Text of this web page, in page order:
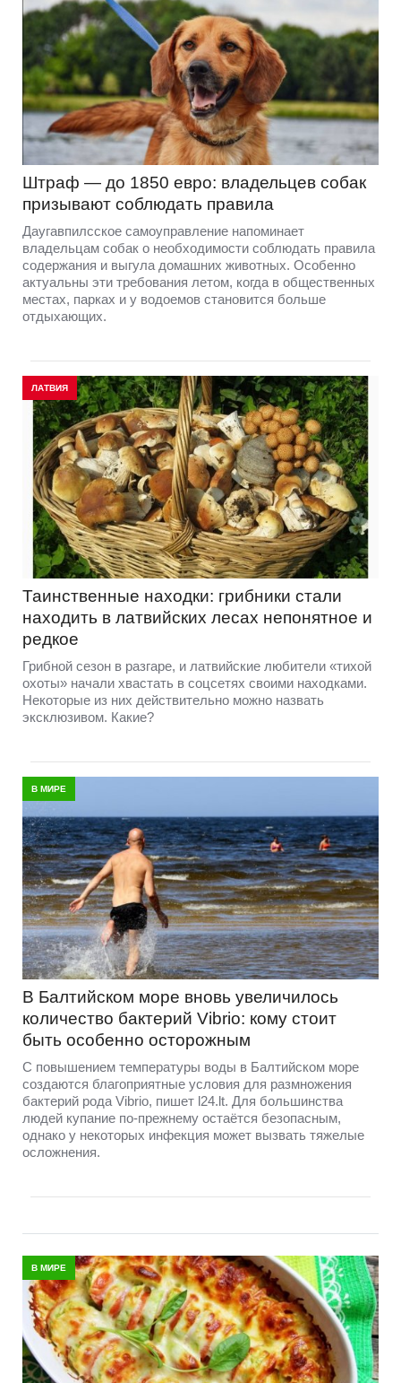
Штраф — до 1850 евро: владельцев собак
призывают соблюдать правила
Даугавпилсское самоуправление напоминает
владельцам собак о необходимости соблюдать правила
содержания и выгула домашних животных. Особенно
актуальны эти требования летом, когда в общественных
местах, парках и у водоемов становится больше
отдыхающих.
ЛАТВИЯ
Таинственные находки: грибники стали
находить в латвийских лесах непонятное и
редкое
Грибной сезон в разгаре, и латвийские любители «тихой
охоты» начали хвастать в соцсетях своими находками.
Некоторые из них действительно можно назвать
эксклюзивом. Какие?
В МИРЕ
В Балтийском море вновь увеличилось
количество бактерий Vibrio: кому стоит
быть особенно осторожным
С повышением температуры воды в Балтийском море
создаются благоприятные условия для размножения
бактерий рода Vibrio, пишет l24.lt. Для большинства
людей купание по-прежнему остаётся безопасным,
однако у некоторых инфекция может вызвать тяжелые
осложнения.
В МИРЕ